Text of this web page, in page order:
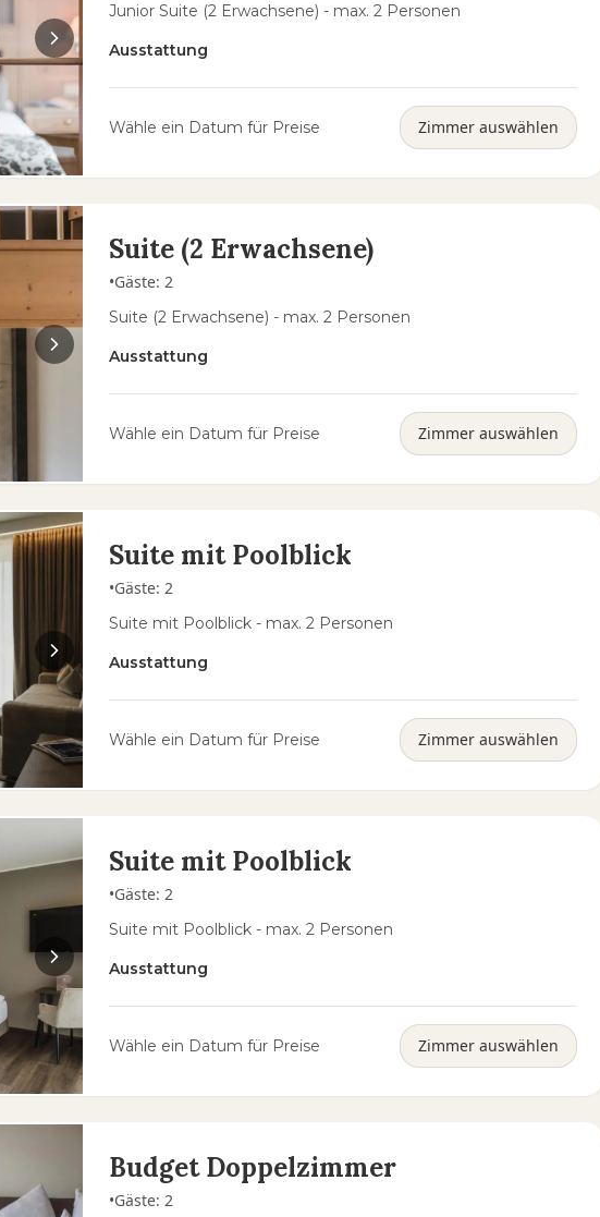
Junior Suite (2 Erwachsene) - max. 2 Personen
Ausstattung
Wähle ein Datum für Preise Zimmer auswählen
Suite (2 Erwachsene)
•Gäste:2
Suite (2 Erwachsene) - max. 2 Personen
Ausstattung
Wähle ein Datum für Preise Zimmer auswählen
Suite mit Poolblick
•Gäste:2
Suite mit Poolblick - max. 2 Personen
Ausstattung
Wähle ein Datum für Preise Zimmer auswählen
Suite mit Poolblick
•Gäste:2
Suite mit Poolblick - max. 2 Personen
Ausstattung
Wähle ein Datum für Preise Zimmer auswählen
Budget Doppelzimmer
•Gäste:2